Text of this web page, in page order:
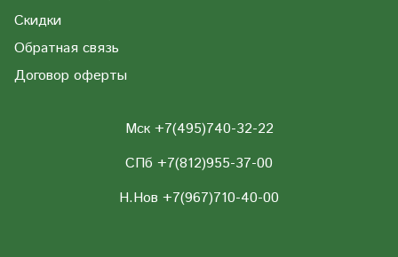
Скидки
Обратная связь
Договор оферты
Мск +7(495)740-32-22
СПб +7(812)955-37-00
Н.Нов +7(967)710-40-00